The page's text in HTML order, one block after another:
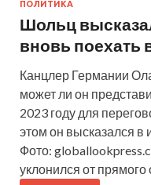
ПОЛИТИКА
Шольц
вновь поехать
Канцлер Германии
может ли он
2023 году для
этом он высказался в
Фото:
уклонился от прямого